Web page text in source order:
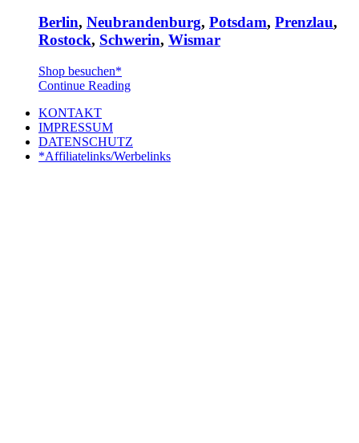
Berlin, Neubrandenburg, Potsdam, Prenzlau,
Rostock, Schwerin, Wismar
Shop besuchen*
Continue Reading
KONTAKT
IMPRESSUM
DATENSCHUTZ
*Affiliatelinks/Werbelinks